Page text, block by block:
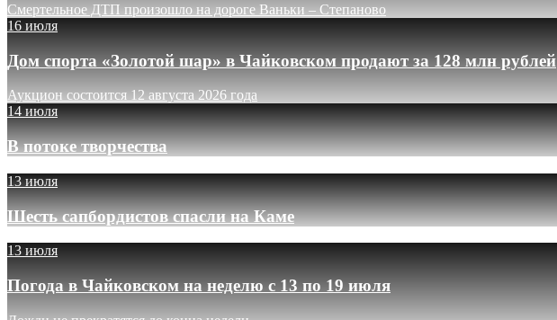
Смертельное ДТП произошло на дороге Ваньки – Степаново
16 июля
Дом спорта «Золотой шар» в Чайковском продают за 128 млн рублей
Аукцион состоится 12 августа 2026 года
14 июля
В потоке творчества
13 июля
Шесть сапбордистов спасли на Каме
13 июля
Погода в Чайковском на неделю с 13 по 19 июля